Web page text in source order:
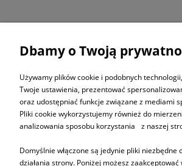
ZAPISZ SIĘ
Dbamy o Twoją
Używamy plików cookie i podobnych
Twoje ustawienia, prezentować
oraz udostępniać funkcje związane z mediami
Pliki cookie wykorzystujemy również do
analizowania sposobu korzystania z naszej
Domyślnie włączone są jedynie pliki niezbędne
działania strony. Poniżej możesz